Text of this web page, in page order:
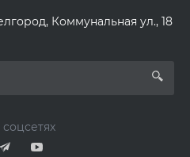
Коммунальная ул., 18